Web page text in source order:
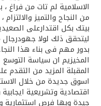
الاسلامية لم تات من
من النجاح والتميز
بيتك بكل اقتدارعلى
ليتحقق ذلك لولا
بدور مهم فى بناء هذا
المخيزيم ان سياسة
المقبلة المزيد من
اسوق جديدة من خلال
اقتصادية وتشريعية
جيدة وبها فرص استثمارية